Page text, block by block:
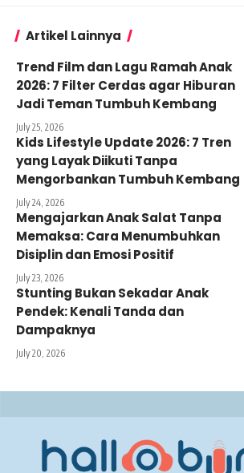
Artikel Lainnya
Trend Film dan Lagu Ramah Anak
2026: 7 Filter Cerdas agar Hiburan
Jadi Teman Tumbuh Kembang
July 25, 2026
Kids Lifestyle Update 2026: 7 Tren
yang Layak Diikuti Tanpa
Mengorbankan Tumbuh Kembang
July 24, 2026
Mengajarkan Anak Salat Tanpa
Memaksa: Cara Menumbuhkan
Disiplin dan Emosi Positif
July 23, 2026
Stunting Bukan Sekadar Anak
Pendek: Kenali Tanda dan
Dampaknya
July 20, 2026